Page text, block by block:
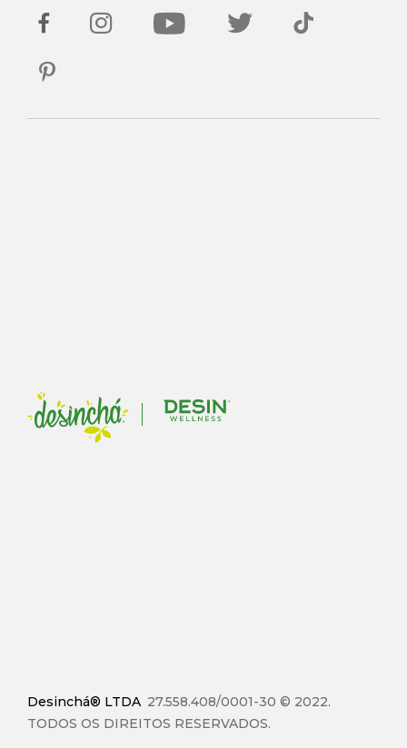
Desinchá® LTDA 27.558.408/0001-30 © 2022.
TODOS OS DIREITOS RESERVADOS.